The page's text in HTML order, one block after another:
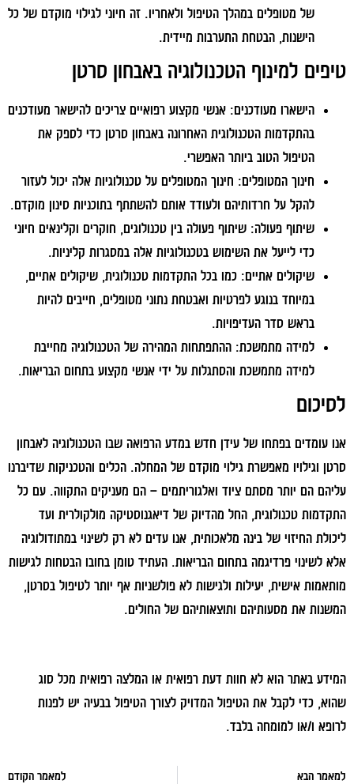
של מטופלים במהלך הטיפול ולאחריו. זה חיוני לגילוי מוקדם של כל
הישנות, הבטחת התערבות מיידית.
טיפים למינוף הטכנולוגיה באבחון סרטן
הישארו מעודכנים: אנשי מקצוע רפואיים צריכים להישאר מעודכנים
בהתקדמות הטכנולוגית האחרונה באבחון סרטן כדי לספק את
הטיפול הטוב ביותר האפשרי.
חינוך המטופלים: חינוך המטופלים על טכנולוגיות אלה יכול לעזור
להקל על חרדותיהם ולעודד אותם להשתתף בתוכניות סינון מוקדם.
שיתוף פעולה: שיתוף פעולה בין טכנולוגים, חוקרים וקלינאים חיוני
כדי לייעל את השימוש בטכנולוגיות אלה במסגרות קליניות.
שיקולים אתיים: כמו בכל התקדמות טכנולוגית, שיקולים אתיים,
במיוחד בנוגע לפרטיות ואבטחת נתוני מטופלים, חייבים להיות
בראש סדר העדיפויות.
למידה מתמשכת: ההתפתחות המהירה של הטכנולוגיה מחייבת
למידה מתמשכת והסתגלות על ידי אנשי מקצוע בתחום הבריאות.
לסיכום
אנו עומדים בפתחו של עידן חדש במדע הרפואה שבו הטכנולוגיה לאבחון
סרטן וגילויו מאפשרת גילוי מוקדם של המחלה. הכלים והטכניקות שדיברנו
עליהם הם יותר מסתם ציוד ואלגוריתמים – הם מעניקים התקווה. עם כל
התקדמות טכנולוגית, החל מהדיוק של דיאגנוסטיקה מולקולרית ועד
ליכולת החיזוי של בינה מלאכותית, אנו עדים לא רק לשינוי במתודולוגיה
אלא לשינוי פרדיגמה בתחום הבריאות. העתיד טומן בחובו הבטחות לגישות
מותאמות אישית, יעילות ולגישות לא פולשניות אף יותר לטיפול בסרטן,
המשנות את מסעותיהם ותוצאותיהם של החולים.
המידע באתר הוא לא חוות דעת רפואית או המלצה רפואית מכל סוג
שהוא, כדי לקבל את הטיפול המדויק לצורך הטיפול בבעיה יש לפנות
לרופא ו/או למומחה בלבד.
למאמר הבא
למאמר הקודם